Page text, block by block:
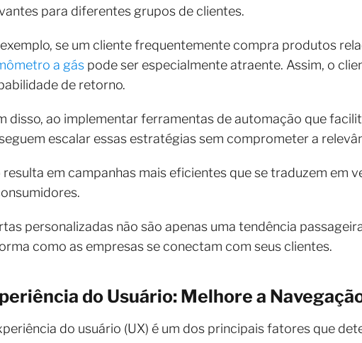
para diferentes grupos de clientes.
se um cliente frequentemente compra produtos
a gás pode ser especialmente atraente. Assim, o
de retorno.
disso, ao implementar ferramentas de automação que
escalar essas estratégias sem comprometer a
resulta em campanhas mais eficientes que se traduzem em
personalizadas não são apenas uma tendência
como as empresas se conectam com seus clientes.
do Usuário: Melhore a
do usuário (UX) é um dos principais fatores que